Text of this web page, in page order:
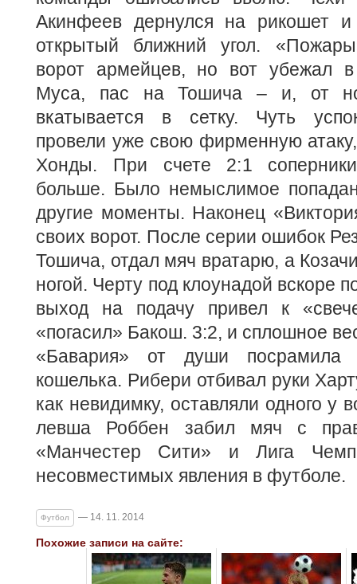
Акинфеев дернулся на рикошет и
открытый ближний угол.
ворот армейцев, но вот убежал в
Муса, пас на Тошича – и, от
вкатывается в сетку. Чуть
провели уже свою фирменную
Хонды. При счете 2:1
больше. Было немыслимое
другие моменты. Наконец
своих ворот. После серии ошибок
Тошича, отдал мяч вратарю, а
ногой. Черту под клоунадой вскоре
выход на подачу привел к
«погасил» Бакош. 3:2, и сплошное
«Бавария» от души посрамила
кошелька. Рибери отбивал руки
как невидимку, оставляли одного у
левша Роббен забил мяч с
«Манчестер Сити» и Лига
несовместимых явления в футболе.
Футбол — 14. 11. 2014
Похожие записи на сайте: